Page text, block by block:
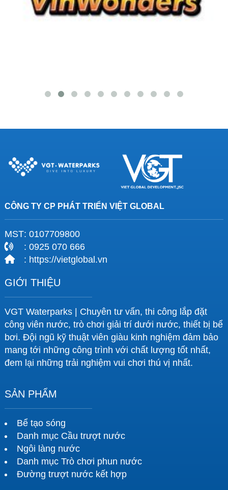
CÔNG TY CP PHÁT TRIỂN VIỆT GLOBAL
MST: 0107709800
: 0925 070 666
: https://vietglobal.vn
GIỚI THIỆU
VGT Waterparks | Chuyên tư vấn, thi công lắp đặt
công viên nước, trò chơi giải trí dưới nước, thiết bị bể
bơi. Đội ngũ kỹ thuật viên giàu kinh nghiệm đảm bảo
mang tới những công trình với chất lượng tốt nhất,
đem lại những trải nghiệm vui chơi thú vị nhất.
SẢN PHẨM
Bể tạo sóng
Danh mục Cầu trượt nước
Ngôi làng nước
Danh mục Trò chơi phun nước
Đường trượt nước kết hợp